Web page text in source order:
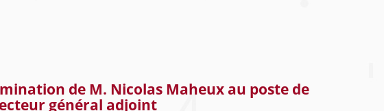
de M. Nicolas Maheux au poste de
général adjoint